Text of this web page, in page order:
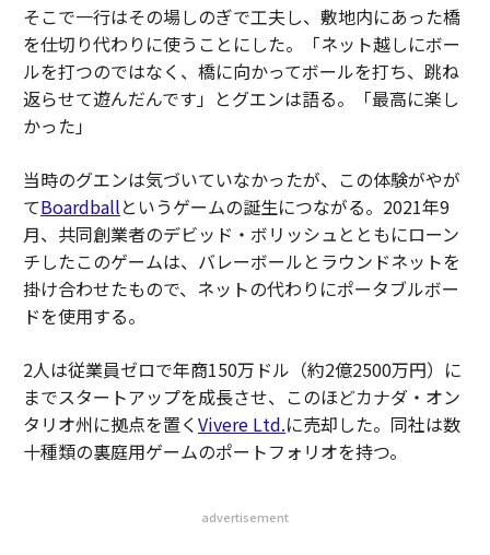
そこで一行はその場しのぎで工夫し、敷地内にあった橋
を仕切り代わりに使うことにした。「ネット越しにボー
ルを打つのではなく、橋に向かってボールを打ち、跳ね
返らせて遊んだんです」とグエンは語る。「最高に楽し
かった」
当時のグエンは気づいていなかったが、この体験がやが
てBoardballというゲームの誕生につながる。2021年9
月、共同創業者のデビッド・ボリッシュとともにローン
チしたこのゲームは、バレーボールとラウンドネットを
掛け合わせたもので、ネットの代わりにポータブルボー
ドを使用する。
2人は従業員ゼロで年商150万ドル（約2億2500万円）に
までスタートアップを成長させ、このほどカナダ・オン
タリオ州に拠点を置くVivere Ltd.に売却した。同社は数
十種類の裏庭用ゲームのポートフォリオを持つ。
advertisement